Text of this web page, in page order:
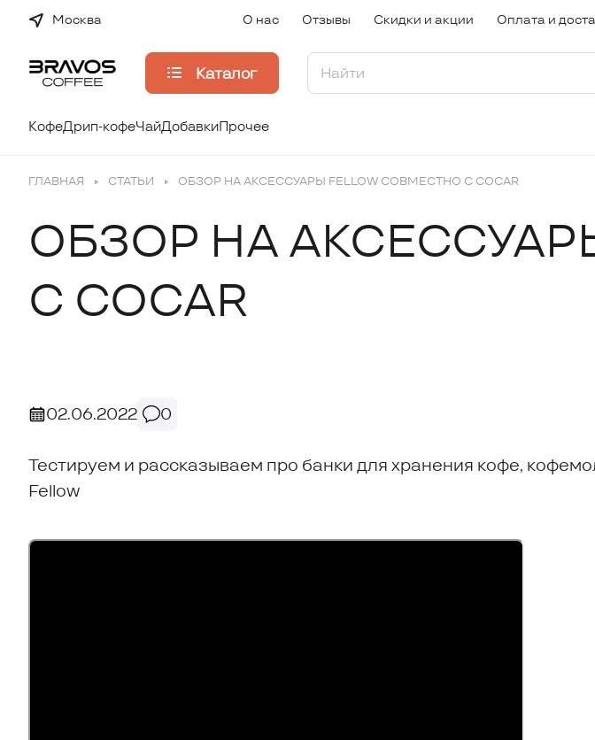
Москва О нас Отзывы Скидки и акции Оплата и
Каталог
КофеДрип-кофеЧайДобавкиПрочее
ГЛАВНАЯ СТАТЬИ ОБЗОР НА АКСЕССУАРЫ FELLOW СОВМЕСТНО С COCAR
ОБЗОР НА
С COCAR
02.06.2022 0
Тестируем и рассказываем про банки для хранения кофе,
Fellow